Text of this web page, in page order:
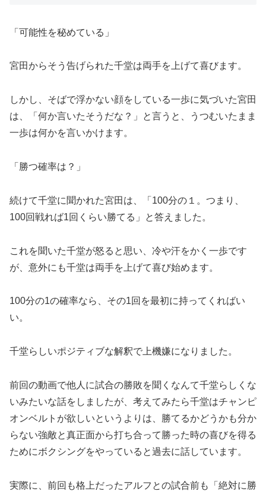
「可能性を秘めている」
宮田からそう告げられた千堂は両手を上げて喜びます。
しかし、そばで浮かない顔をしている一歩に気づいた宮田
は、「何か言いたそうだな？」と言うと、うつむいたまま
一歩は何かを言いかけます。
「勝つ確率は？」
続けて千堂に聞かれた宮田は、「100分の１。つまり、
100回戦れば1回くらい勝てる」と答えました。
これを聞いた千堂が怒ると思い、冷や汗をかく一歩です
が、意外にも千堂は両手を上げて喜び始めます。
100分の1の確率なら、その1回を最初に持ってくればい
い。
千堂らしいポジティブな解釈で上機嫌になりました。
前回の動画で他人に試合の勝敗を聞くなんて千堂らしくな
いみたいな話をしましたが、考えてみたら千堂はチャンピ
オンベルトが欲しいというよりは、勝てるかどうかも分か
らない強敵と真正面から打ち合って勝った時の喜びを得る
ためにボクシングをやっていると過去に話しています。
実際に、前回も格上だったアルフとの試合前も「絶対に勝